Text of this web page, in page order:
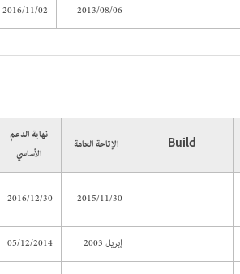
2013/08/06
2016/11/02
Build الإتاحة العامة
نهاية الدعم
الأساسي
2015/11/30
2016/12/30
إبريل 2003
05/12/2014